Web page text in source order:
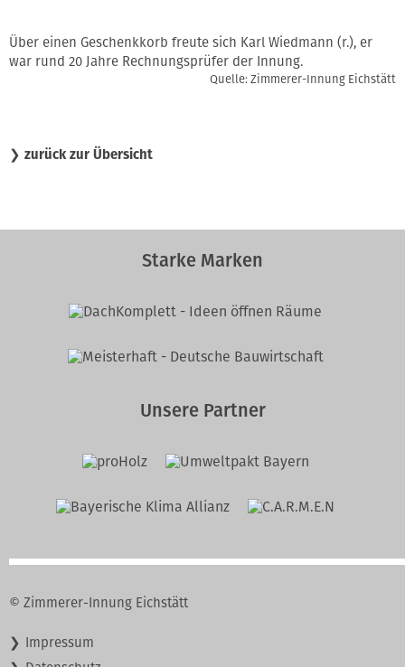
Über einen Geschenkkorb freute sich Karl Wiedmann (r.), er
war rund 20 Jahre Rechnungsprüfer der Innung.
Quelle: Zimmerer-Innung Eichstätt
❯ zurück zur Übersicht
Starke Marken
Unsere Partner
© Zimmerer-Innung Eichstätt
Navigation
überspringen
Impressum